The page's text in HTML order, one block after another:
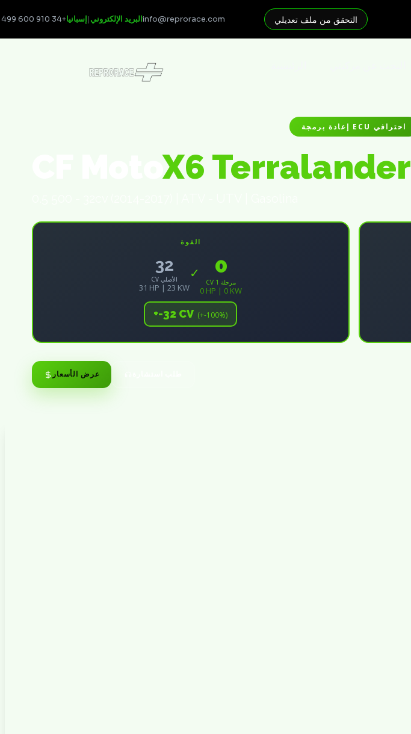
إسبانيا+34 910 600 499 |البريد الإلكترونيinfo@reprorace.com التحقق من ملف تعديلي
إعادة برمجة ECU احترافي
CF MotoX6 Terralander
القوة
32
CV الأصلي
31 HP | 23 KW
✓ 0
CV مرحلة 1
0 HP | 0 KW
+-32 CV (+-100%)
عرض الأسعار